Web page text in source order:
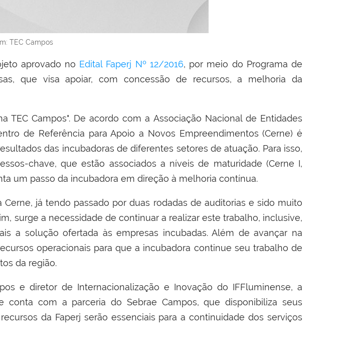
TEC Campos
aprovado no Edital Faperj Nº 12/2016, por meio do Programa de
que visa apoiar, com concessão de recursos, a melhoria da
Campos". De acordo com a Associação Nacional de Entidades
de Referência para Apoio a Novos Empreendimentos (Cerne) é
das incubadoras de diferentes setores de atuação. Para isso,
chave, que estão associados a níveis de maturidade (Cerne I,
um passo da incubadora em direção à melhoria contínua.
já tendo passado por duas rodadas de auditorias e sido muito
surge a necessidade de continuar a realizar este trabalho, inclusive,
a solução ofertada às empresas incubadas. Além de avançar na
operacionais para que a incubadora continue seu trabalho de
da região.
e diretor de Internacionalização e Inovação do IFFluminense, a
com a parceria do Sebrae Campos, que disponibiliza seus
da Faperj serão essenciais para a continuidade dos serviços